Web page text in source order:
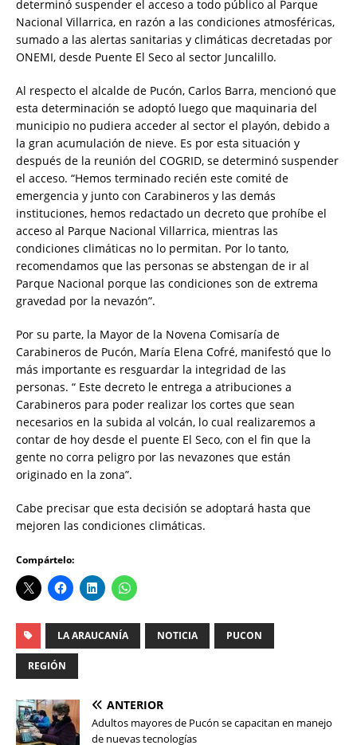
determinó suspender el acceso a todo público al Parque
Nacional Villarrica, en razón a las condiciones atmosféricas,
sumado a las alertas sanitarias y climáticas decretadas por
ONEMI, desde Puente El Seco al sector Juncalillo.
Al respecto el alcalde de Pucón, Carlos Barra, mencionó que
esta determinación se adoptó luego que maquinaria del
municipio no pudiera acceder al sector el playón, debido a
la gran acumulación de nieve. Es por esta situación y
después de la reunión del COGRID, se determinó suspender
el acceso. “Hemos terminado recién este comité de
emergencia y junto con Carabineros y las demás
instituciones, hemos redactado un decreto que prohíbe el
acceso al Parque Nacional Villarrica, mientras las
condiciones climáticas no lo permitan. Por lo tanto,
recomendamos que las personas se abstengan de ir al
Parque Nacional porque las condiciones son de extrema
gravedad por la nevazón”.
Por su parte, la Mayor de la Novena Comisaría de
Carabineros de Pucón, María Elena Cofré, manifestó que lo
más importante es resguardar la integridad de las
personas. “ Este decreto le entrega a atribuciones a
Carabineros para poder realizar los cortes que sean
necesarios en la subida al volcán, lo cual realizaremos a
contar de hoy desde el puente El Seco, con el fin que la
gente no corra peligro por las nevazones que están
originado en la zona”.
Cabe precisar que esta decisión se adoptará hasta que
mejoren las condiciones climáticas.
Compártelo:
LA ARAUCANÍA NOTICIA PUCON
REGIÓN
ANTERIOR
Adultos mayores de Pucón se capacitan en manejo
de nuevas tecnologías